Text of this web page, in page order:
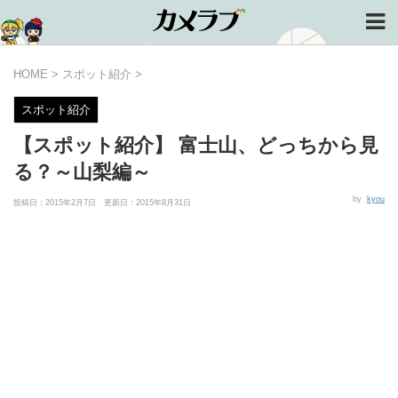
HOME > スポット紹介 >
スポット紹介
【スポット紹介】 富士山、どっちから見
る？～山梨編～
投稿日：2015年2月7日 更新日： 2015年8月31日 by kyou